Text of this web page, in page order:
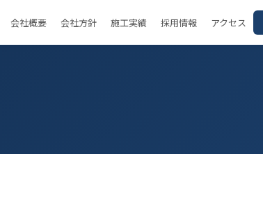
会社概要 会社方針 施工実績 採用情報 アクセス